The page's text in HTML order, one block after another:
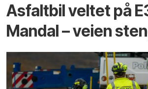
Asfaltbil veltet på
Mandal – veien